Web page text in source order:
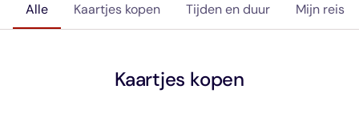
Alle Kaartjes kopen Tijden en duur Mijn reis
Kaartjes kopen